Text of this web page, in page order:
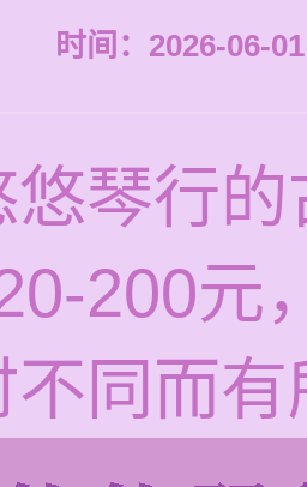
时间：2026-06-
悠琴行
200元
不同而